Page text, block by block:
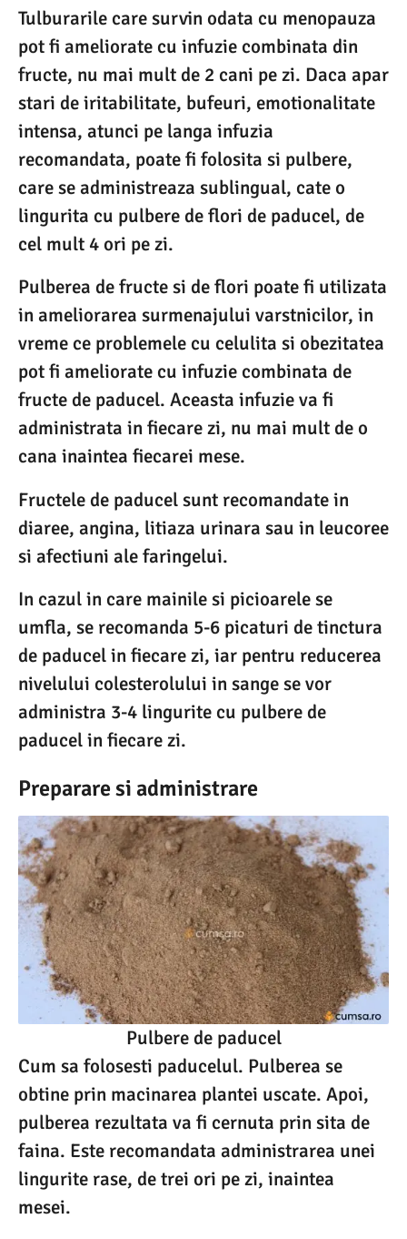
Tulburarile care survin odata cu menopauza
pot fi ameliorate cu infuzie combinata din
fructe, nu mai mult de 2 cani pe zi. Daca apar
stari de iritabilitate, bufeuri, emotionalitate
intensa, atunci pe langa infuzia
recomandata, poate fi folosita si pulbere,
care se administreaza sublingual, cate o
lingurita cu pulbere de flori de paducel, de
cel mult 4 ori pe zi.
Pulberea de fructe si de flori poate fi utilizata
in ameliorarea surmenajului varstnicilor, in
vreme ce problemele cu celulita si obezitatea
pot fi ameliorate cu infuzie combinata de
fructe de paducel. Aceasta infuzie va fi
administrata in fiecare zi, nu mai mult de o
cana inaintea fiecarei mese.
Fructele de paducel sunt recomandate in
diaree, angina, litiaza urinara sau in leucoree
si afectiuni ale faringelui.
In cazul in care mainile si picioarele se
umfla, se recomanda 5-6 picaturi de tinctura
de paducel in fiecare zi, iar pentru reducerea
nivelului colesterolului in sange se vor
administra 3-4 lingurite cu pulbere de
paducel in fiecare zi.
Preparare si administrare
Pulbere de paducel
Cum sa folosesti paducelul. Pulberea se
obtine prin macinarea plantei uscate. Apoi,
pulberea rezultata va fi cernuta prin sita de
faina. Este recomandata administrarea unei
lingurite rase, de trei ori pe zi, inaintea
mesei.